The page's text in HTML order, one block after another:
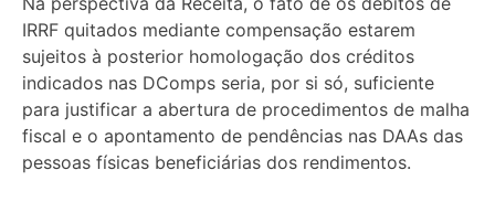
IRRF quitados mediante compensação estarem
sujeitos à posterior homologação dos créditos
indicados nas DComps seria, por si só, suficiente
para justificar a abertura de procedimentos de malha
fiscal e o apontamento de pendências nas DAAs das
pessoas físicas beneficiárias dos rendimentos.